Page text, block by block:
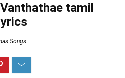
tamil
Songs